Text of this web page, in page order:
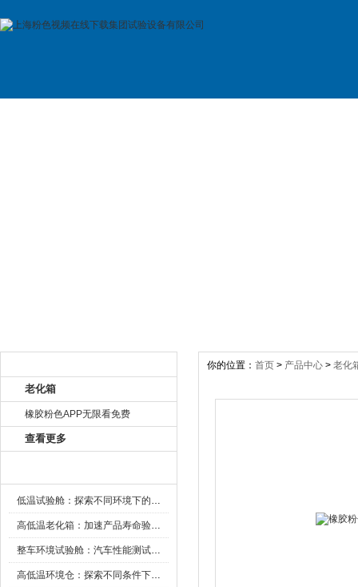
老化箱
橡胶粉色APP无限看免费
查看更多
低温试验舱：探索不同环境下的科技边界
高低温老化箱：加速产品寿命验证的可靠伙伴
整车环境试验舱：汽车性能测试的设备
高低温环境仓：探索不同条件下的科学奥秘
你的位置： 首页 > 产品中心 > 老化